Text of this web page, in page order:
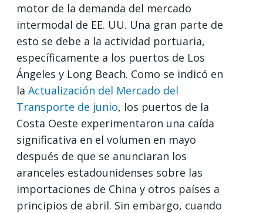
motor de la demanda del mercado
intermodal de EE. UU. Una gran parte de
esto se debe a la actividad portuaria,
específicamente a los puertos de Los
Ángeles y Long Beach. Como se indicó en
la Actualización del Mercado del
Transporte de junio, los puertos de la
Costa Oeste experimentaron una caída
significativa en el volumen en mayo
después de que se anunciaran los
aranceles estadounidenses sobre las
importaciones de China y otros países a
principios de abril. Sin embargo, cuando